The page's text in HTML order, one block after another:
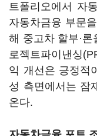
트폴리오에서 자
자동차금융 부문
해 중고차 할부·
로젝트파이낸싱
익 개선은 긍정적
성 측면에서는 잠
온다.